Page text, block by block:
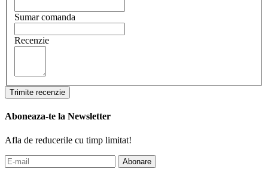
Sumar comanda
Recenzie
Trimite recenzie
Aboneaza-te la Newsletter
Afla de reducerile cu timp limitat!
Abonare